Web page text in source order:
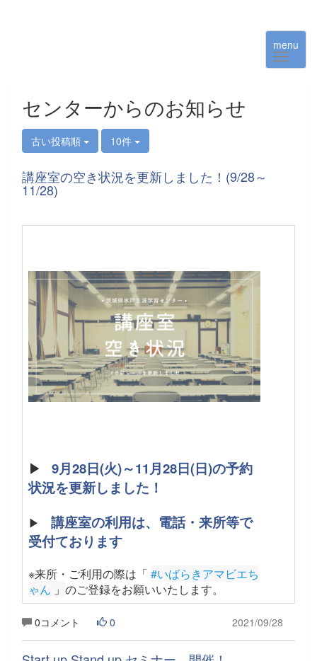
menu
センターからのお知らせ
古い投稿順 10件
講座室の空き状況を更新しました！(9/28～
11/28)
▶
9月28日(火)～11月28日(日)の予約
状況を更新しました！
▶ 講座室の利用は、電話・来所等で
受付ております
※来所・ご利用の際は「 #いばらきアマビエち
ゃん 」 のご登録をお願いいたします。
0コメント 0 2021/09/28